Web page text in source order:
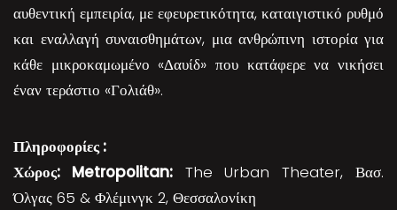
αυθεντική εμπειρία, με εφευρετικότητα, καταιγιστικό ρυθμό
και εναλλαγή συναισθημάτων, μια ανθρώπινη ιστορία για
κάθε μικροκαμωμένο «Δαυίδ» που κατάφερε να νικήσει
έναν τεράστιο «Γολιάθ».
Πληροφορίες :
Χώρος: Metropolitan:The Urban Theater, Βασ.
Όλγας 65 & Φλέμινγκ 2, Θεσσαλονίκη